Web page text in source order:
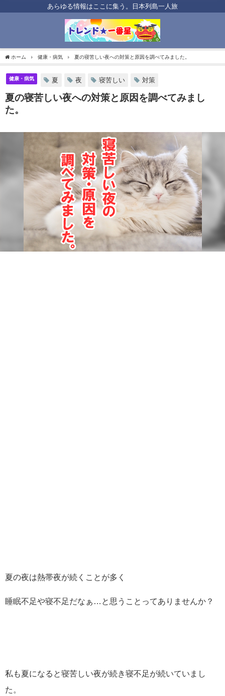
あらゆる情報はここに集う。日本列島一人旅
ホーム 健康・病気 夏の寝苦しい夜への対策と原因を調べてみました。
健康・病気 夏 夜 寝苦しい 対策
夏の寝苦しい夜への対策と原因を調べてみまし
た。
夏の夜は熱帯夜が続くことが多く
睡眠不足や寝不足だなぁ…と思うことってありませんか？
私も夏になると寝苦しい夜が続き寝不足が続いていまし
た。